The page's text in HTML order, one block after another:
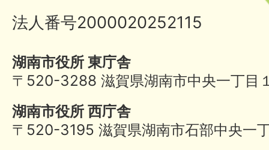
法人番号2000020252115
湖南市役所 東庁舎
〒520-3288 滋賀県湖南市中央一丁目
湖南市役所 西庁舎
〒520-3195 滋賀県湖南市石部中央一